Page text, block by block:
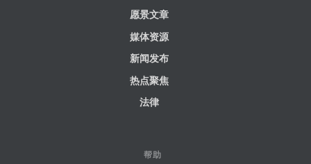
愿景文章
媒体资源
新闻发布
热点聚焦
法律
帮助